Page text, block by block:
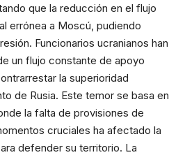
que la reducción en el flujo
errónea a Moscú, pudiendo
Funcionarios ucranianos han
un flujo constante de apoyo
la superioridad
de Rusia. Este temor se basa en
la falta de provisiones de
cruciales ha afectado la
defender su territorio. La